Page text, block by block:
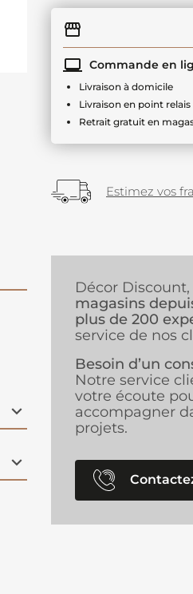
Commande en
Livraison à domicile
Livraison en point relais
Retrait gratuit en
Estimez vos
Décor
magasins
plus de 200
service de nos
Besoin d’un
Notre service
votre écoute
accompagner
projets.